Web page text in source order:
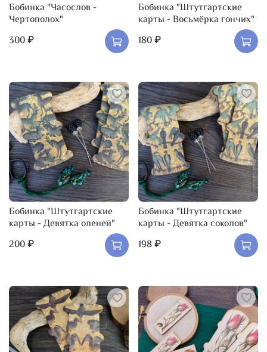
Бобинка "Часослов -
Чертополох"
300 ₽
Бобинка "Штутгартские
карты - Восьмёрка гончих"
180 ₽
Бобинка "Штутгартские
карты - Девятка оленей"
200 ₽
Бобинка "Штутгартские
карты - Девятка соколов"
198 ₽